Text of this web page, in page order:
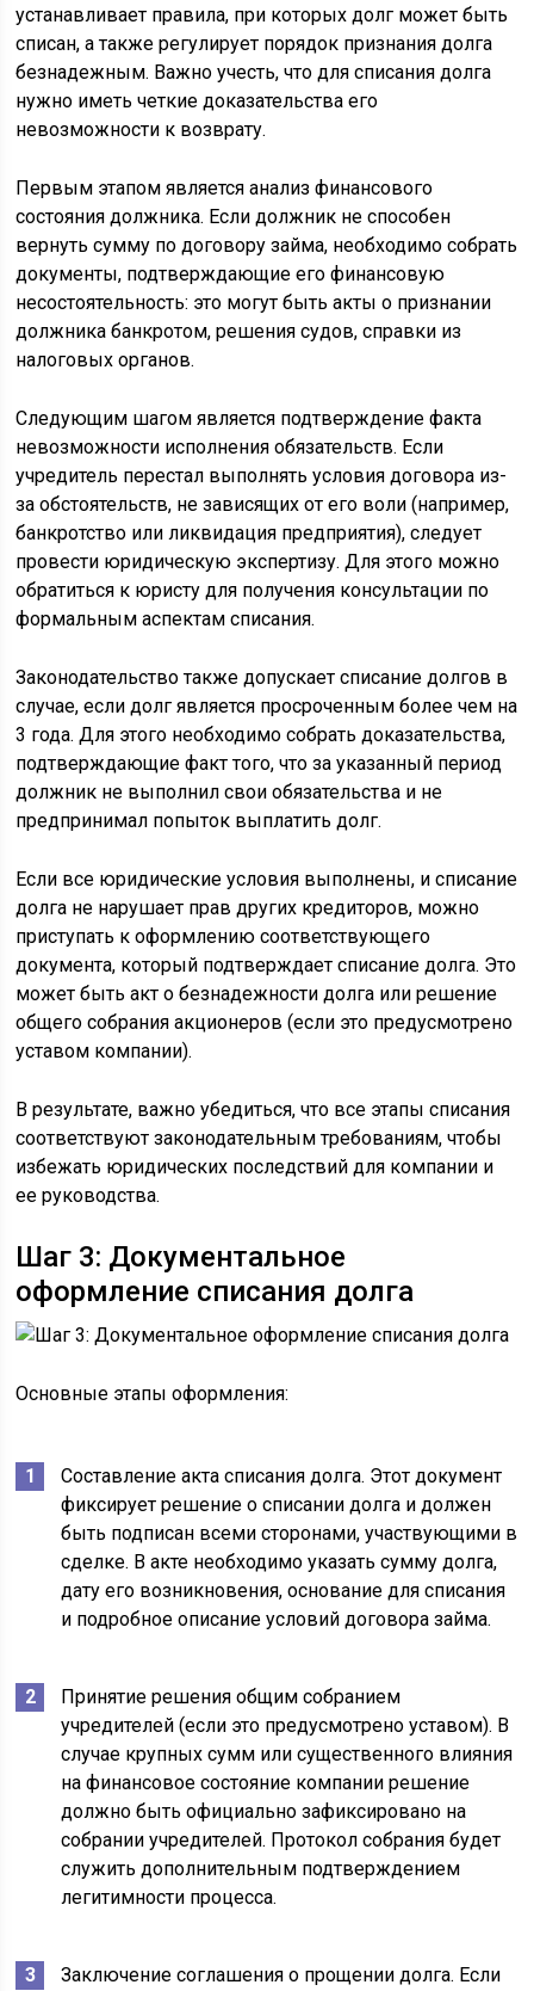
устанавливает правила, при которых долг может быть
списан, а также регулирует порядок признания долга
безнадежным. Важно учесть, что для списания долга
нужно иметь четкие доказательства его
невозможности к возврату.
Первым этапом является анализ финансового
состояния должника. Если должник не способен
вернуть сумму по договору займа, необходимо собрать
документы, подтверждающие его финансовую
несостоятельность: это могут быть акты о признании
должника банкротом, решения судов, справки из
налоговых органов.
Следующим шагом является подтверждение факта
невозможности исполнения обязательств. Если
учредитель перестал выполнять условия договора из-
за обстоятельств, не зависящих от его воли (например,
банкротство или ликвидация предприятия), следует
провести юридическую экспертизу. Для этого можно
обратиться к юристу для получения консультации по
формальным аспектам списания.
Законодательство также допускает списание долгов в
случае, если долг является просроченным более чем на
3 года. Для этого необходимо собрать доказательства,
подтверждающие факт того, что за указанный период
должник не выполнил свои обязательства и не
предпринимал попыток выплатить долг.
Если все юридические условия выполнены, и списание
долга не нарушает прав других кредиторов, можно
приступать к оформлению соответствующего
документа, который подтверждает списание долга. Это
может быть акт о безнадежности долга или решение
общего собрания акционеров (если это предусмотрено
уставом компании).
В результате, важно убедиться, что все этапы списания
соответствуют законодательным требованиям, чтобы
избежать юридических последствий для компании и
ее руководства.
Шаг 3: Документальное
оформление списания долга
Основные этапы оформления:
Составление акта списания долга. Этот документ
фиксирует решение о списании долга и должен
быть подписан всеми сторонами, участвующими в
сделке. В акте необходимо указать сумму долга,
дату его возникновения, основание для списания
и подробное описание условий договора займа.
Принятие решения общим собранием
учредителей (если это предусмотрено уставом). В
случае крупных сумм или существенного влияния
на финансовое состояние компании решение
должно быть официально зафиксировано на
собрании учредителей. Протокол собрания будет
служить дополнительным подтверждением
легитимности процесса.
Заключение соглашения о прощении долга. Если